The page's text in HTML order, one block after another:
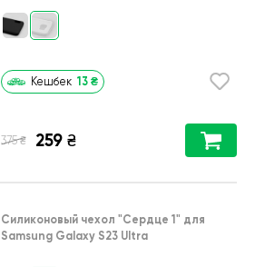
Кешбек 13 ₴
375 ₴ 259 ₴
Силиконовый чехол "Сердце 1" для
Samsung Galaxy S23 Ultra